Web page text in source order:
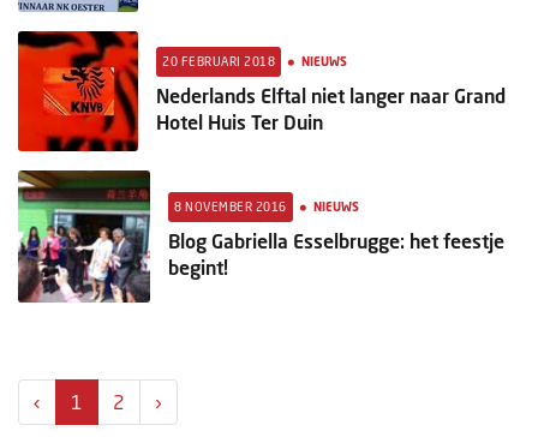
20 FEBRUARI 2018 • NIEUWS
Nederlands Elftal niet langer naar Grand
Hotel Huis Ter Duin
8 NOVEMBER 2016 • NIEUWS
Blog Gabriella Esselbrugge: het feestje
begint!
‹ 1 2 ›